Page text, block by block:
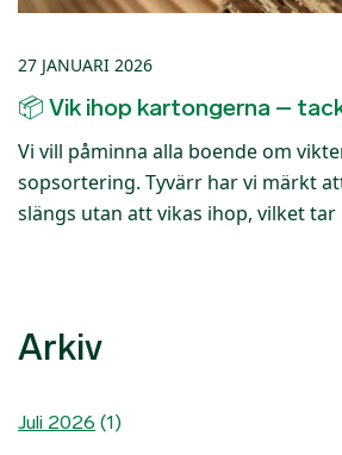
27 JANUARI 2026
📦 Vik ihop kartongerna –
Vi vill påminna alla boende om
sopsortering. Tyvärr har vi märkt
slängs utan att vikas ihop, vilket tar
Arkiv
Juli 2026 (1)